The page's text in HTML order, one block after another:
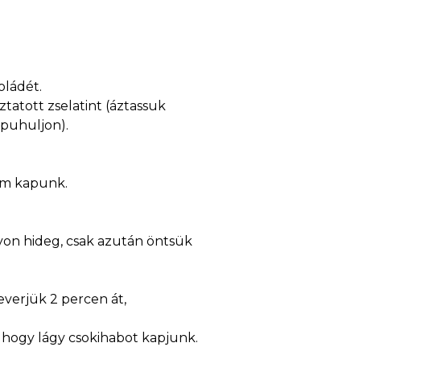
zselatint (áztassuk
kapunk.
hideg, csak azután öntsük
2 percen át,
lágy csokihabot kapjunk.